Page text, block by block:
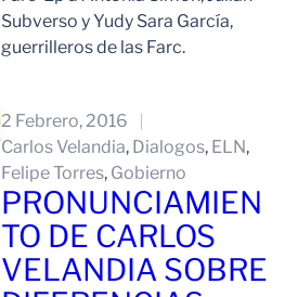
Subverso y Yudy Sara García,
guerrilleros de las Farc.
2 Febrero, 2016
Carlos Velandia, Dialogos, ELN
Felipe Torres, Gobierno
PRONUNCIAMIEN
TO DE CARLOS
VELANDIA SOBRE